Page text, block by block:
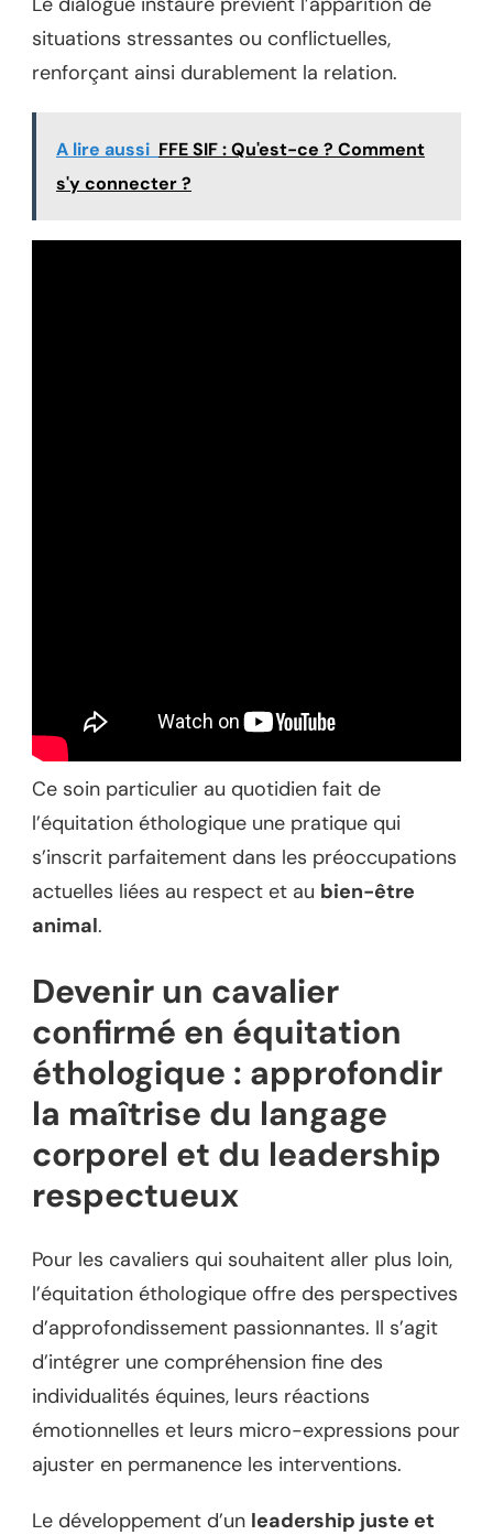
situations stressantes ou conflictuelles,
renforçant ainsi durablement la relation.
A lire aussi FFE SIF : Qu'est-ce ? Comment
s'y connecter ?
Ce soin particulier au quotidien fait de
l’équitation éthologique une pratique qui
s’inscrit parfaitement dans les préoccupations
actuelles liées au respect et au bien-être
animal.
Devenir un cavalier
confirmé en équitation
éthologique : approfondir
la maîtrise du langage
corporel et du leadership
respectueux
Pour les cavaliers qui souhaitent aller plus loin,
l’équitation éthologique offre des perspectives
d’approfondissement passionnantes. Il s’agit
d’intégrer une compréhension fine des
individualités équines, leurs réactions
émotionnelles et leurs micro-expressions pour
ajuster en permanence les interventions.
Le développement d’un leadership juste et